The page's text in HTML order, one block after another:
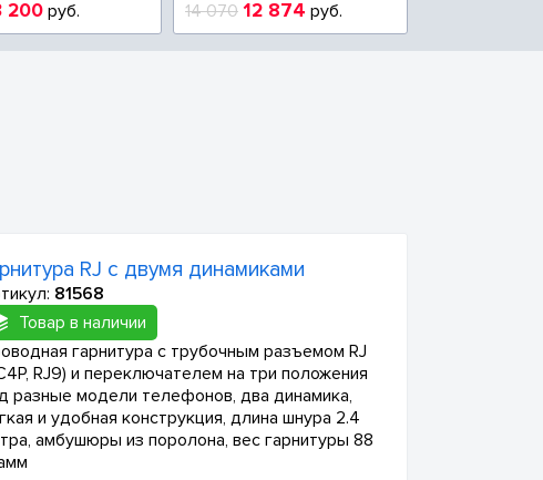
200 руб. 14 070 12 874 руб.
RJ с двумя динамиками
81568
Товар в наличии
гарнитура с трубочным разъемом RJ
RJ9) и переключателем на три положения
разные модели телефонов, два динамика,
и удобная конструкция, длина шнура 2.4
амбушюры из поролона, вес гарнитуры 88